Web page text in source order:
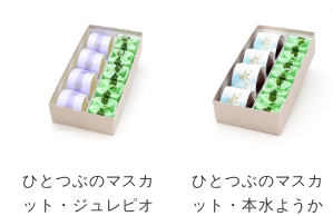
ひとつぶのマスカ
ット・ジュレピオ
ひとつぶのマスカ
ット・本水ようか